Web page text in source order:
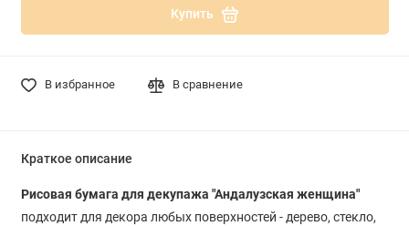
Купить
В избранное В сравнение
Краткое описание
Рисовая бумага для декупажа "Андалузская женщина"
подходит для декора любых поверхностей - дерево, стекло,